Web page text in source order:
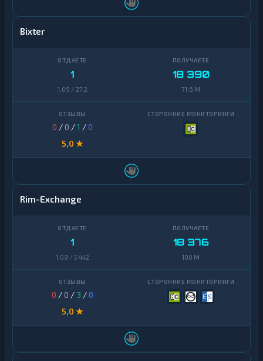
Bixter
1
1,09 / 27,2
18 390
71,6 M
0 / 0 /1 /0
5,0 ★
Rim-Exchange
1
1,09 / 5 442
18 376
100 M
0 / 0 / 3 /0
5,0 ★